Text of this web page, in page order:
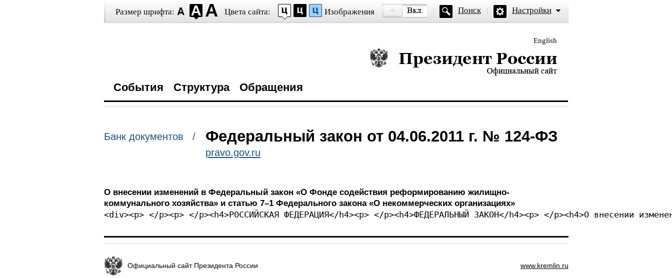
Размер шрифта: Цвета сайта: Изображения Поиск Настройки
English
Президент России — официальный сайт
События Структура Обращения
Банк документов / Федеральный закон от 04.06.2011 г. № 124-ФЗ
pravo.gov.ru
О внесении изменений в Федеральный закон «О Фонде содействия реформированию жилищно-
коммунального хозяйства» и статью 7–1 Федерального закона «О некоммерческих организациях»
<div><p> </p><p> </p><h4>РОССИЙСКАЯ ФЕДЕРАЦИЯ</h4><p> </p><h4>ФЕДЕРАЛЬНЫЙ ЗАКОН</h4><p> </p><h4>О внесении
Официальный сайт Президента России www.kremlin.ru